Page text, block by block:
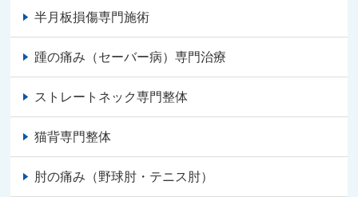
半月板損傷専門施術
踵の痛み（セーバー病）専門治療
ストレートネック専門整体
猫背専門整体
肘の痛み（野球肘・テニス肘）